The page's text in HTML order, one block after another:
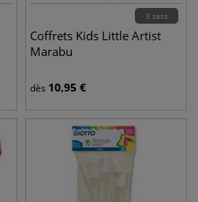
3 sets
Coffrets Kids Little Artist
Marabu
dès 10,95 €